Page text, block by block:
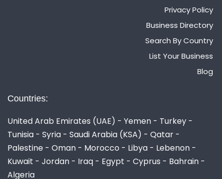
Privacy Policy
Business Directory
Search By Country
List Your Business
Blog
Countries:
United Arab Emirates (UAE) - Yemen - Turkey -
Tunisia - Syria - Saudi Arabia (KSA) - Qatar -
Palestine - Oman - Morocco - Libya - Lebenon -
Kuwait - Jordan - Iraq - Egypt - Cyprus - Bahrain -
Algeria